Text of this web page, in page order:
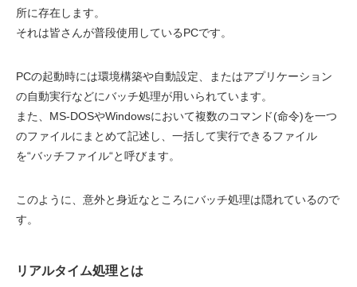
所に存在します。
それは皆さんが普段使用しているPCです。
PCの起動時には環境構築や自動設定、またはアプリケーション
の自動実行などにバッチ処理が用いられています。
また、MS-DOSやWindowsにおいて複数のコマンド(命令)を一つ
のファイルにまとめて記述し、一括して実行できるファイル
を“バッチファイル“と呼びます。
このように、意外と身近なところにバッチ処理は隠れているので
す。
リアルタイム処理とは